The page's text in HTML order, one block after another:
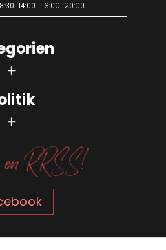
14:00 | 16:00-20:00